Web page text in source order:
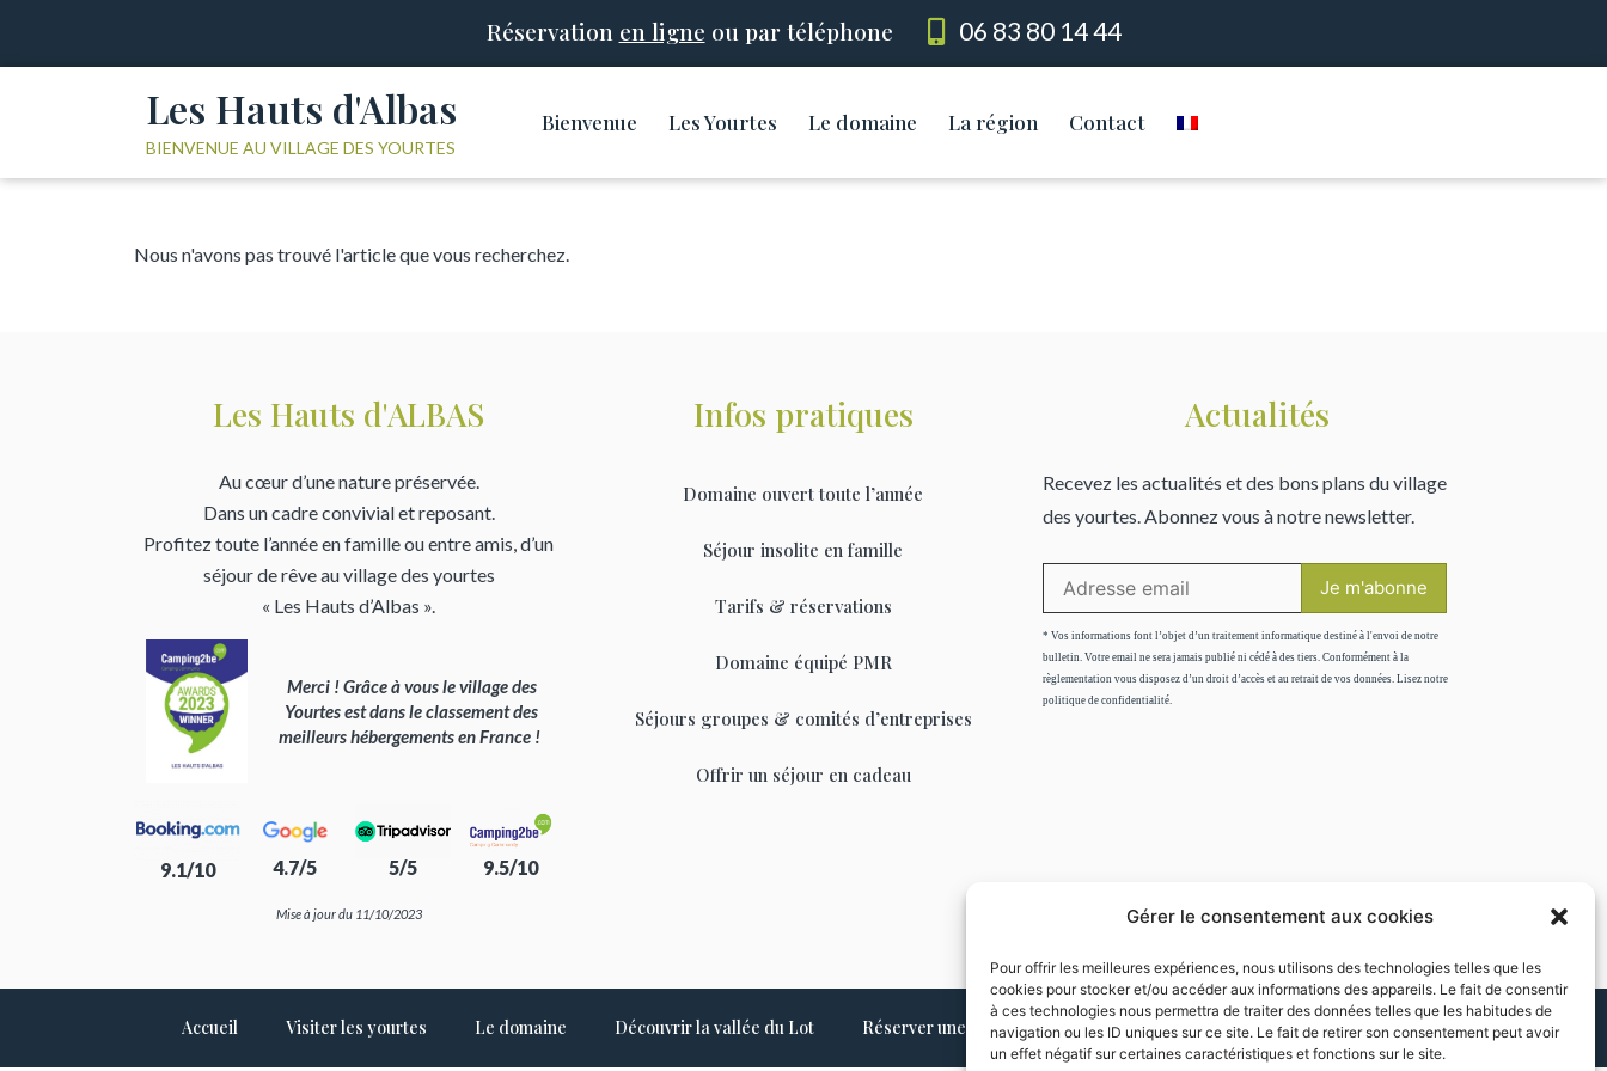
Gérer le consentement aux cookies
Pour offrir les meilleures expériences, nous utilisons des technologies telles que les
cookies pour stocker et/ou accéder aux informations des appareils. Le fait de consentir
à ces technologies nous permettra de traiter des données telles que les habitudes de
navigation ou les ID uniques sur ce site. Le fait de retirer son consentement peut avoir
un effet négatif sur certaines caractéristiques et fonctions sur le site.
Réservation en ligne ou par téléphone 06 83 80 14 44
Les Hauts d'Albas
BIENVENUE AU VILLAGE DES YOURTES
Bienvenue Les Yourtes Le domaine La région Contact
Nous n'avons pas trouvé l'article que vous recherchez.
Les Hauts d'ALBAS
Au cœur d’une nature préservée.
Dans un cadre convivial et reposant.
Profitez toute l’année en famille ou entre amis, d’un
séjour de rêve au village des yourtes
« Les Hauts d’Albas ».
Merci ! Grâce à vous le village des
Yourtes est dans le classement des
meilleurs hébergements en France !
9.1/10 4.7/5 5/5 9.5/10
Mise à jour du 11/10/2023
Infos pratiques
Domaine ouvert toute l’année
Séjour insolite en famille
Tarifs & réservations
Domaine équipé PMR
Séjours groupes & comités d’entreprises
Offrir un séjour en cadeau
Actualités
Recevez les actualités et des bons plans du village
des yourtes. Abonnez vous à notre newsletter.
* Vos informations font l’objet d’un traitement informatique destiné à l'envoi de notre
bulletin. Votre email ne sera jamais publié ni cédé à des tiers. Conformément à la
règlementation vous disposez d’un droit d’accès et au retrait de vos données. Lisez notre
politique de confidentialité.
Accueil Visiter les yourtes Le domaine Découvrir la vallée du Lot Réserver une yourte Offrir un cadeau Contact & informations